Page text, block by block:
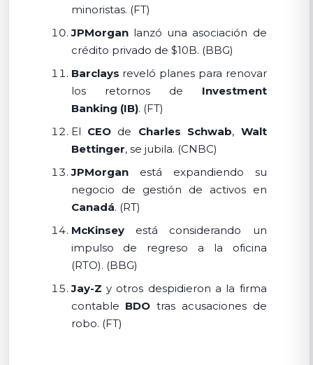
minoristas. (FT)
JPMorganlanzó una asociación de
crédito privado de $10B. (BBG)
Barclays reveló planes para renovar
los retornos de Investment
Banking (IB). (FT)
El CEOde Charles Schwab, Walt
Bettinger, se jubila. (CNBC)
JPMorganestá expandiendo su
negocio de gestión de activos en
Canadá. (RT)
McKinseyestá considerando un
impulso de regreso a la oficina
(RTO). (BBG)
Jay-Z y otros despidieron a la firma
contable BDO tras acusaciones de
robo. (FT)